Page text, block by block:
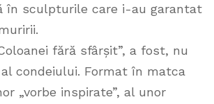
în sculpturile care i-au garantat
fără sfârșit”, a fost, nu
condeiului. Format în matca
„vorbe inspirate”, al unor